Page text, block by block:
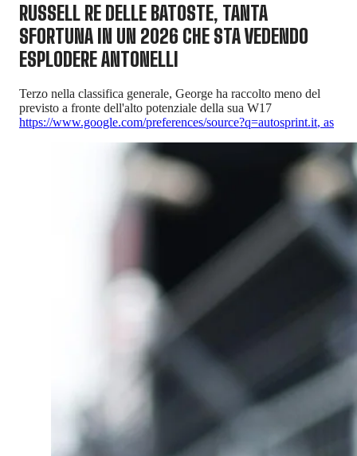
RUSSELL RE DELLE BATOSTE, TANTA
SFORTUNA IN UN 2026 CHE STA VEDENDO
ESPLODERE ANTONELLI
Terzo nella classifica generale, George ha raccolto meno del
previsto a fronte dell'alto potenziale della sua W17
https://www.google.com/preferences/source?q=autosprint.it, as